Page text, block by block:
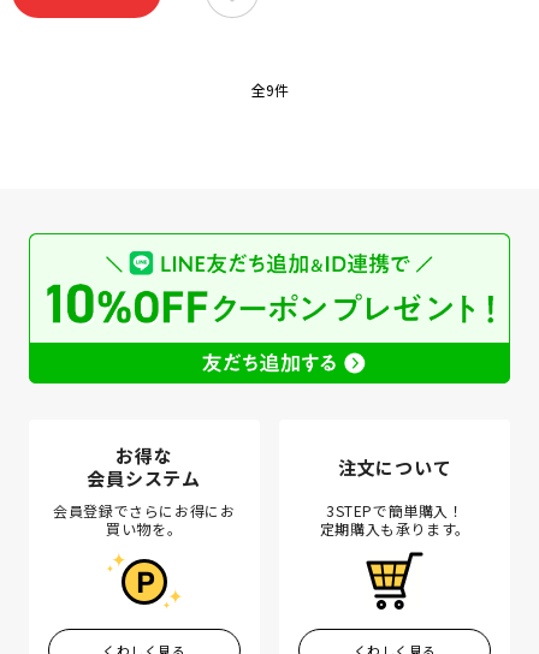
全9件
お得な
会員システム
会員登録でさらにお得にお
買い物を。
注文について
3STEPで簡単購入！
定期購入も承ります。